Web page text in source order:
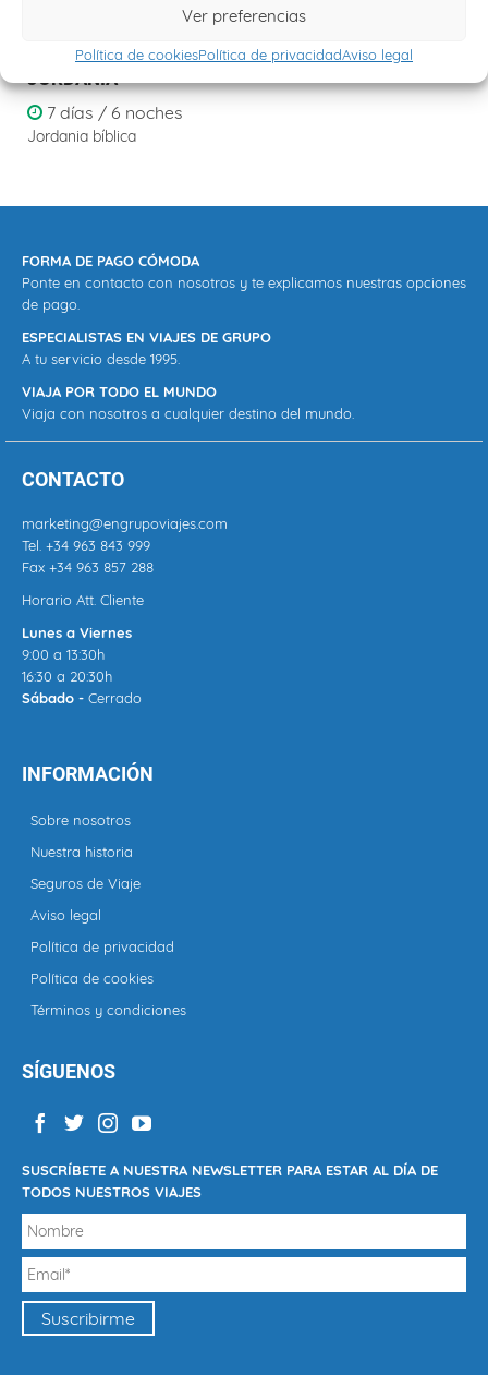
Ver preferencias
Política de cookiesPolítica de privacidadAviso legal
JORDANIA
7 días / 6 noches
Jordania bíblica
FORMA DE PAGO CÓMODA
Ponte en contacto con nosotros y te explicamos nuestras opciones
de pago.
ESPECIALISTAS EN VIAJES DE GRUPO
A tu servicio desde 1995.
VIAJA POR TODO EL MUNDO
Viaja con nosotros a cualquier destino del mundo.
CONTACTO
marketing@engrupoviajes.com
Tel. +34 963 843 999
Fax +34 963 857 288
Horario Att. Cliente
Lunes a Viernes
9:00 a 13:30h
16:30 a 20:30h
Sábado - Cerrado
INFORMACIÓN
Sobre nosotros
Nuestra historia
Seguros de Viaje
Aviso legal
Política de privacidad
Política de cookies
Términos y condiciones
SÍGUENOS
SUSCRÍBETE A NUESTRA NEWSLETTER PARA ESTAR AL DÍA DE
TODOS NUESTROS VIAJES